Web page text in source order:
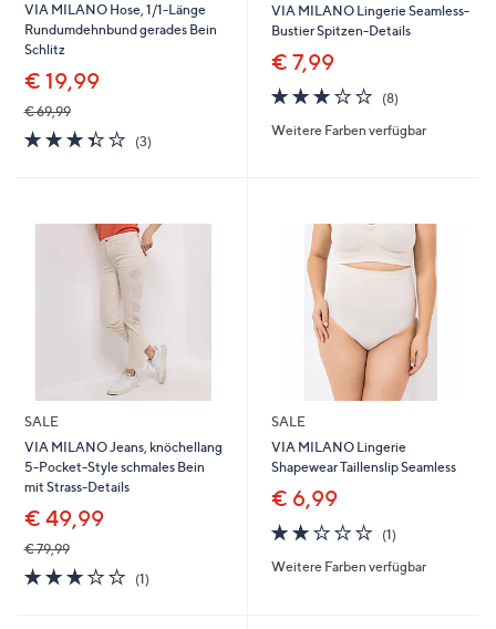
VIA MILANO Hose, 1/1-Länge
Rundumdehnbund gerades Bein
Schlitz
€ 19,99
€ 69,99
3.3
von
(3)3
VIA MILANO Lingerie Seamless-
Bustier Spitzen-Details
€ 7,99
3.1
von
5
(8)8
Weitere Farben verfügbar
SALE
VIA MILANO Jeans, knöchellang
5-Pocket-Style schmales Bein
mit Strass-Details
€ 49,99
€ 79,99
3.0
von
(1)
SALE
VIA MILANO Lingerie
Shapewear Taillenslip Seamless
€ 6,99
2.0
von
5
(1)1
Weitere Farben verfügbar